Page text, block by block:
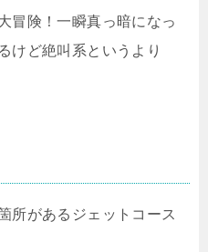
冒険！一瞬真っ暗になっ
けど絶叫系というより
所があるジェットコース